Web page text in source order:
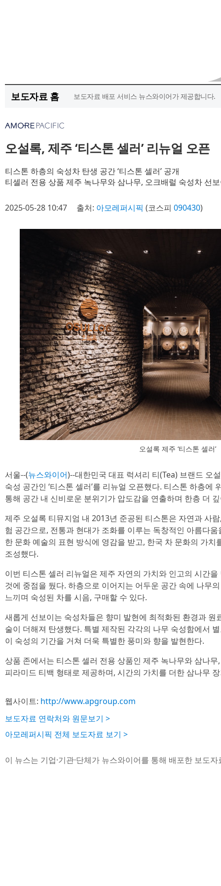
보도자료 홈 보도자료 배포 서비스 뉴스와이어가 제공합니다.
오설록, 제주 ‘티스톤 셀러’ 리뉴얼 오픈
티스톤 하층의 숙성차 탄생 공간 ‘티스톤 셀러’ 공개
티셀러 전용 상품 제주 녹나무와 삼나무, 오크배럴 숙성차 선
2025-05-28 10:47 출처: 아모레퍼시픽 (코스피 090430)
오설록 제주 ‘티스톤 셀러’
서울--(뉴스와이어)--대한민국 대표 럭셔리 티(Tea) 브랜드 오
숙성 공간인 ‘티스톤 셀러’를 리뉴얼 오픈했다. 티스톤 하층에
통해 공간 내 신비로운 분위기가 압도감을 연출하며 한층 더
제주 오설록 티뮤지엄 내 2013년 준공된 티스톤은 자연과 사
험 공간으로, 전통과 현대가 조화를 이루는 독창적인 아름다
한 문화 예술의 표현 방식에 영감을 받고, 한국 차 문화의 가
조성했다.
이번 티스톤 셀러 리뉴얼은 제주 자연의 가치와 인고의 시간
것에 중점을 뒀다. 하층으로 이어지는 어두운 공간 속에 나무
느끼며 숙성된 차를 시음, 구매할 수 있다.
새롭게 선보이는 숙성차들은 향미 발현에 최적화된 환경과 원
술이 더해져 탄생했다. 특별 제작된 각각의 나무 숙성함에서
이 숙성의 기간을 거쳐 더욱 특별한 풍미와 향을 발현한다.
상품 존에서는 티스톤 셀러 전용 상품인 제주 녹나무와 삼나
피라미드 티백 형태로 제공하며, 시간의 가치를 더한 삼나무
웹사이트: http://www.apgroup.com
보도자료 연락처와 원문보기 >
아모레퍼시픽 전체 보도자료 보기 >
이 뉴스는 기업·기관·단체가 뉴스와이어를 통해 배포한 보도